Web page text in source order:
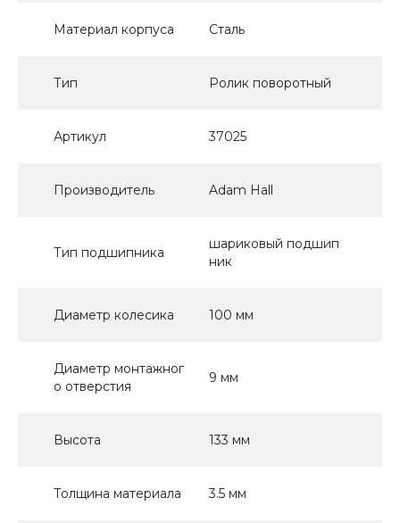
Материал корпуса Сталь
Тип Ролик поворотный
Артикул 37025
Производитель Adam Hall
Тип подшипника
шариковый подшип
ник
Диаметр колесика 100 мм
Диаметр монтажног
о отверстия
9 мм
Высота 133 мм
Толщина материала 3.5 мм